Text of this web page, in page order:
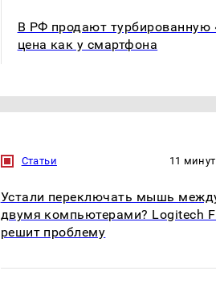
никто не ждал: как
так?!
были
В РФ продают турбированную
цена как у смартфона
Статьи 11
Устали переключать мышь
двумя компьютерами? Logitech
решит проблему